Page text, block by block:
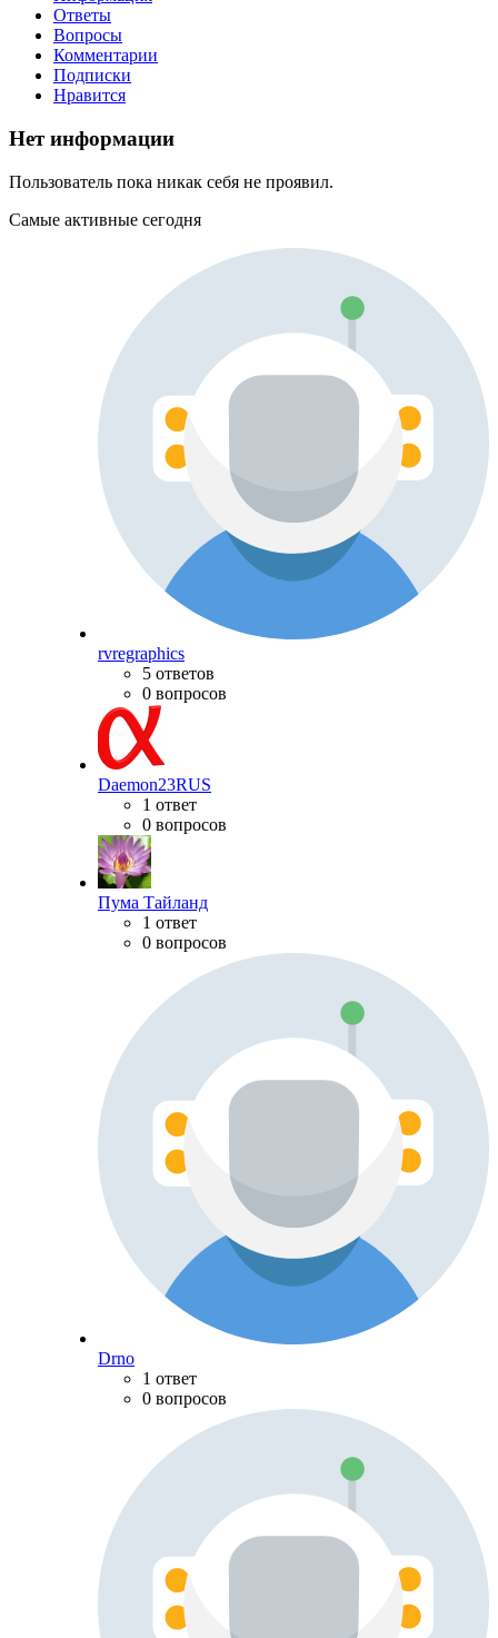
Ответы
Вопросы
Комментарии
Подписки
Нравится
Нет информации
Пользователь пока никак себя не проявил.
Самые активные сегодня
rvregraphics
5 ответов
0 вопросов
Daemon23RUS
1 ответ
0 вопросов
Пума Тайланд
1 ответ
0 вопросов
Drno
1 ответ
0 вопросов